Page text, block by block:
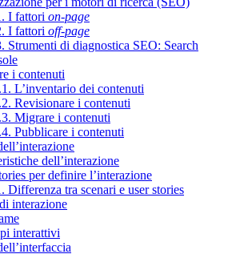
I fattori on-page
I fattori off-page
Strumenti di diagnostica SEO: Search
i contenuti
L’inventario dei contenuti
Revisionare i contenuti
Migrare i contenuti
Pubblicare i contenuti
dell’interazione
per definire l’interazione
Differenza tra scenari e user stories
interazione
interattivi